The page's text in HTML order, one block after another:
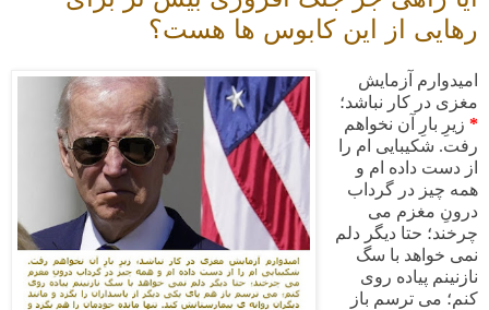
رهایی از این کابوس ها هست؟
امیدوارم آزمایش
مغزی در کار نباشد؛
* زیرِ بارِ آن نخواهم
رفت. شکیبایی ام را
از دست داده ام و
همه چیز در گرداب
درونِ مغزم می
چرخند؛ حتا دیگر دلم
نمی خواهد با سگ
نازنینم پیاده روی
کنم؛ می ترسم باز